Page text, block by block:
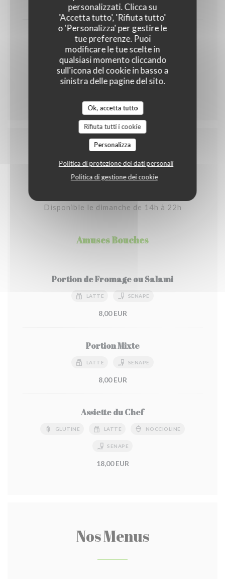
personalizzati. Clicca su
'Accetta tutto', 'Rifiuta tutto'
o 'Personalizza' per gestire le
tue preferenze. Puoi
modificare le tue scelte in
qualsiasi momento cliccando
sull'icona del cookie in basso a
sinistra delle pagine del sito.
Ok, accetta tutto
Rifiuta tutti i cookie
Personalizza
Politica di protezione dei dati personali
Politica di gestione dei cookie
10,00 EUR
Crumble aux pommes avec glace vanille
GLUTINE UOVA LATTE
NOCCIOLINE
Carte Snacks
Disponible le dimanche de 14h à 22h
Amuses Bouches
Portion de Fromage ou Salami
LATTE SENAPE
8,00 EUR
Portion Mixte
LATTE SENAPE
8,00 EUR
Assiette du Chef
GLUTINE LATTE NOCCIOLINE
SENAPE
18,00 EUR
Nos Menus